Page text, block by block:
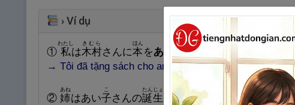
›Ví dụ
① 私
わたし
は木村
きむら
さんに本
sự vật, sách
ほん
をあげました
→ Tôi đã tặng sách cho anh Kimura.
② 姉
あね
はあい子
こ
さんの誕生 日
たんじょうび
にケーキを あげた。